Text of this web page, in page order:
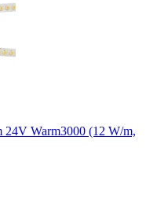
Warm3000 (12 W/m,